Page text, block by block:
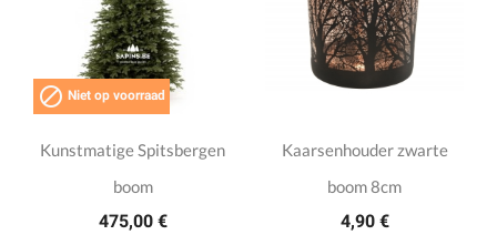
 Niet op voorraad
Kunstmatige Spitsbergen
boom
475,00 €
Kaarsenhouder zwarte
boom 8cm
4,90 €